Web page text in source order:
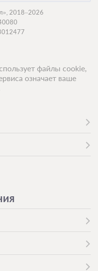
2018–2026
файлы cookie,
означает ваше